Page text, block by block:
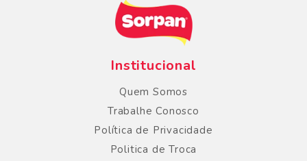
Institucional
Quem Somos
Trabalhe Conosco
Política de Privacidade
Politica de Troca